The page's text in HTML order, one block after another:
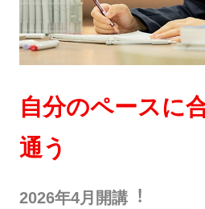
⾃分のペースに
通う
2026年4⽉開講︕